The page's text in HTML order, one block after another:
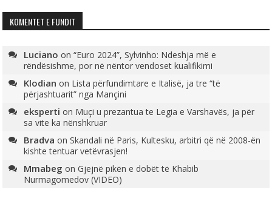
KOMENTET E FUNDIT
Luciano on“Euro 2024”, Sylvinho: Ndeshja më e
rëndësishme, por në nëntor vendoset kualifikimi
Klodian on Lista përfundimtare e Italisë, ja tre “të
përjashtuarit” nga Mançini
eksperti on Muçi u prezantua te Legia e Varshavës, ja për
sa vite ka nënshkruar
Bradva onSkandali në Paris, Kultesku, arbitri që në 2008-ën
kishte tentuar vetëvrasjen!
Mmabeg onGjejnë pikën e dobët të Khabib
Nurmagomedov (VIDEO)